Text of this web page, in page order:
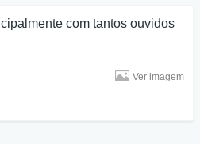
com tantos ouvidos
Ver imagem